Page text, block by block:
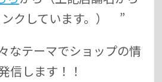
クしています。） ”
なテーマでショップの情
信します！！